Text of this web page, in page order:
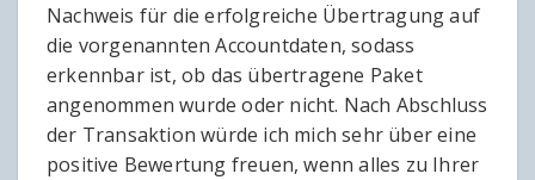
Nachweis für die erfolgreiche Übertragung auf
die vorgenannten Accountdaten, sodass
erkennbar ist, ob das übertragene Paket
angenommen wurde oder nicht. Nach Abschluss
der Transaktion würde ich mich sehr über eine
positive Bewertung freuen, wenn alles zu Ihrer